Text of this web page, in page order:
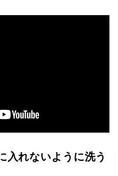
入れないように洗う